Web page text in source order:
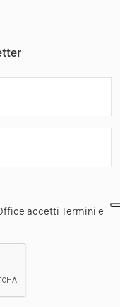
accetti Termini e